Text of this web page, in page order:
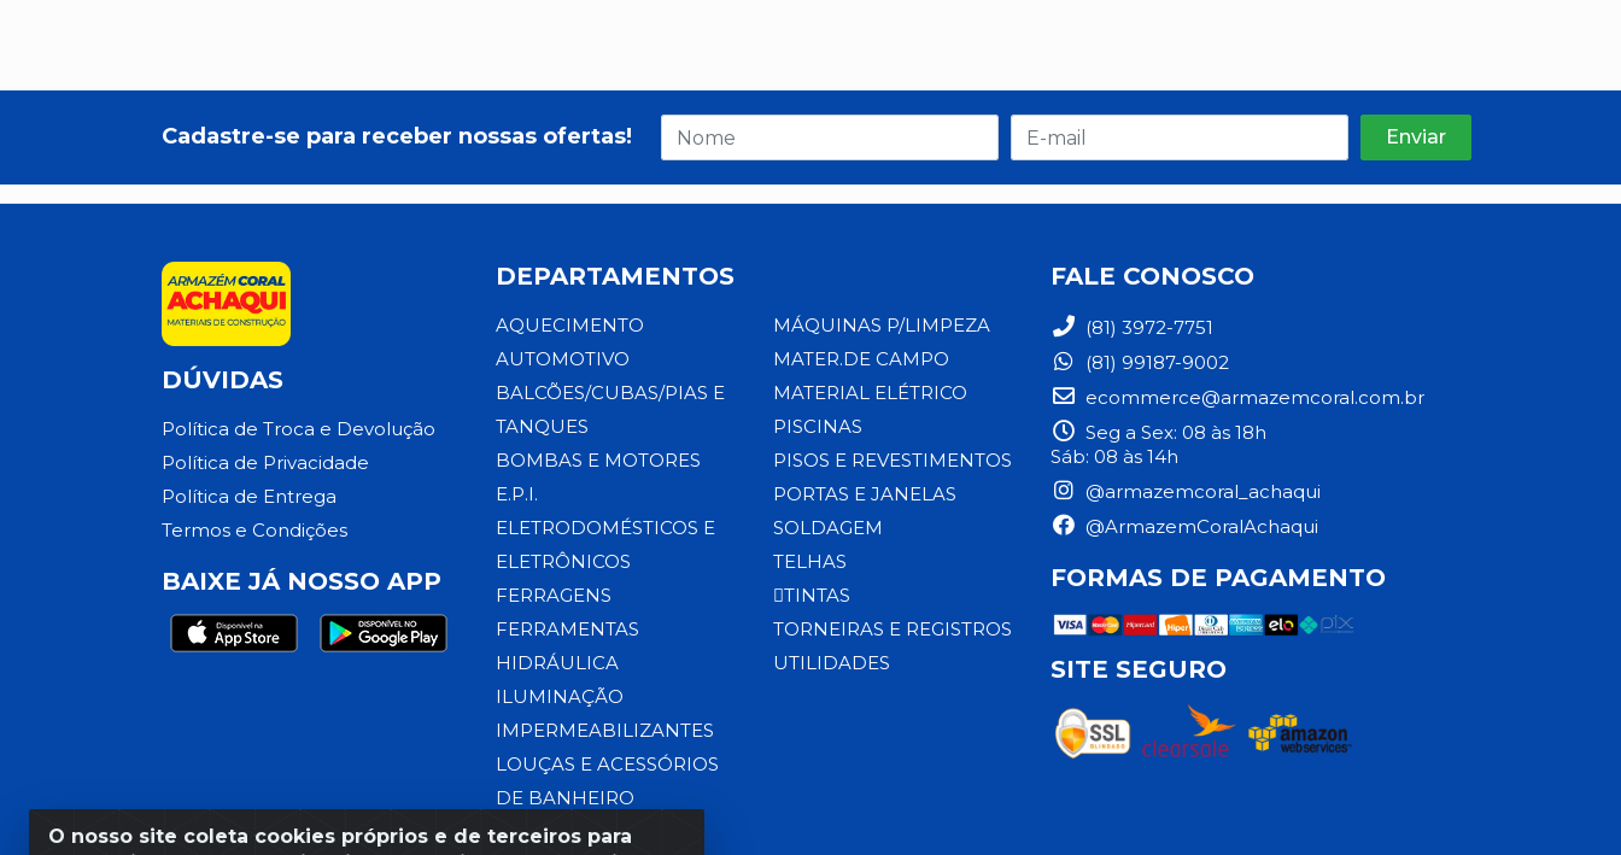
O nosso site coleta cookies próprios e de terceiros para
Cadastre-se para receber nossas ofertas!
DÚVIDAS
Política de Troca e Devolução
Política de Privacidade
Política de Entrega
Termos e Condições
BAIXE JÁ NOSSO APP
DEPARTAMENTOS
AQUECIMENTO
AUTOMOTIVO
BALCÕES/CUBAS/PIAS E
TANQUES
BOMBAS E MOTORES
E.P.I.
ELETRODOMÉSTICOS E
ELETRÔNICOS
FERRAGENS
FERRAMENTAS
HIDRÁULICA
ILUMINAÇÃO
IMPERMEABILIZANTES
LOUÇAS E ACESSÓRIOS
DE BANHEIRO
MÁQUINAS P/LIMPEZA
MATER.DE CAMPO
MATERIAL ELÉTRICO
PISCINAS
PISOS E REVESTIMENTOS
PORTAS E JANELAS
SOLDAGEM
TELHAS
TINTAS
TORNEIRAS E REGISTROS
UTILIDADES
FALE CONOSCO
(81) 3972-7751
(81) 99187-9002
ecommerce@armazemcoral.com.br
Seg a Sex: 08 às 18h
Sáb: 08 às 14h
@armazemcoral_achaqui
@ArmazemCoralAchaqui
FORMAS DE PAGAMENTO
SITE SEGURO